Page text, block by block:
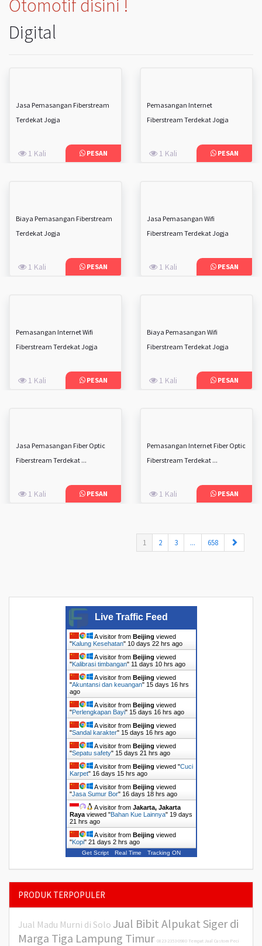
Otomotif disini !
Digital
Jasa Pemasangan Fiberstream
Terdekat Jogja
1 Kali PESAN
Pemasangan Internet
Fiberstream Terdekat Jogja
1 Kali PESAN
Biaya Pemasangan Fiberstream
Terdekat Jogja
1 Kali PESAN
Jasa Pemasangan Wifi
Fiberstream Terdekat Jogja
1 Kali PESAN
Pemasangan Internet Wifi
Fiberstream Terdekat Jogja
1 Kali PESAN
Biaya Pemasangan Wifi
Fiberstream Terdekat Jogja
1 Kali PESAN
Jasa Pemasangan Fiber Optic
Fiberstream Terdekat ...
1 Kali PESAN
Pemasangan Internet Fiber Optic
Fiberstream Terdekat ...
1 Kali PESAN
1 (current)
2 3 ... 658
Live Traffic Feed
A visitor from Beijing viewed
"Kalung Kesehatan" 10 days 22 hrs ago
A visitor from Beijing viewed
"Kalibrasi timbangan" 11 days 10 hrs ago
A visitor from Beijing viewed
"Akuntansi dan keuangan" 15 days 16 hrs
ago
A visitor from Beijing viewed
"Perlengkapan Bayi" 15 days 16 hrs ago
A visitor from Beijing viewed
"Sandal karakter" 15 days 16 hrs ago
A visitor from Beijing viewed
"Sepatu safety" 15 days 21 hrs ago
A visitor from Beijing viewed "Cuci
Karpet" 16 days 15 hrs ago
A visitor from Beijing viewed
"Jasa Sumur Bor" 16 days 18 hrs ago
A visitor from Jakarta, Jakarta
Rayaviewed "Bahan Kue Lainnya" 19 days
21 hrs ago
A visitor from Beijing viewed
"Kopi" 21 days 2 hrs ago
Get Script Real Time Tracking ON
PRODUK TERPOPULER
Jual Madu Murni di Solo Jual Bibit Alpukat Siger di
Marga Tiga Lampung Timur 0823-2353-0980 Tempat Jual Custom Peci